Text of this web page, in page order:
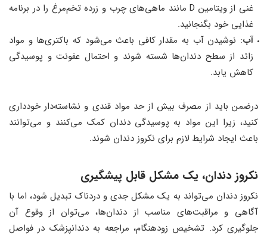
غنی از ویتامین D مانند ماهی‌های چرب و زرده تخم‌مرغ را در برنامه
غذایی خود بگنجانید.
آب: نوشیدن آب به مقدار کافی باعث می‌شود که باکتری‌ها و مواد
زائد از سطح دندان‌ها شسته شوند و احتمال عفونت و پوسیدگی
کاهش یابد.
درضمن باید از مصرف بیش از حد مواد قندی و نشاسته‌دار خودداری
کنید، زیرا این مواد به پوسیدگی دندان کمک می‌کنند و می‌توانند
باعث ایجاد شرایط لازم برای نکروز دندان شوند.
نکروز دندان، یک مشکل قابل پیشگیری
نکروز دندان می‌تواند به یک مشکل جدی و دردناک تبدیل شود، اما با
آگاهی و مراقبت‌های مناسب از دندان‌ها، می‌توان از وقوع آن
جلوگیری کرد. تشخیص زودهنگام، مراجعه به دندانپزشک در فواصل